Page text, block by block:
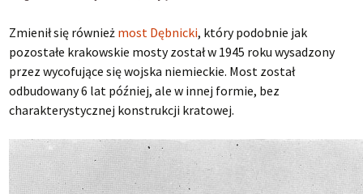
Zmienił się również most Dębnicki, który podobnie jak
pozostałe krakowskie mosty został w 1945 roku wysadzony
przez wycofujące się wojska niemieckie. Most został
odbudowany 6 lat później, ale w innej formie, bez
charakterystycznej konstrukcji kratowej.